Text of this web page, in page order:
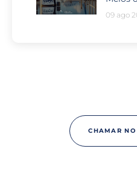
09 ago
CHAMAR